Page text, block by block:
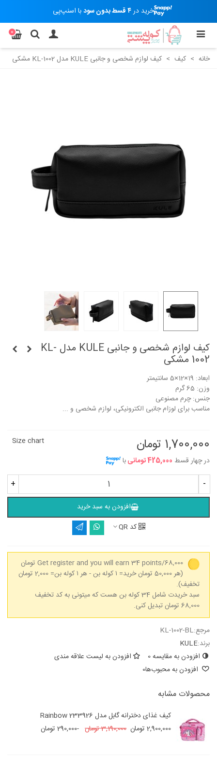
خرید در۴ قسط بدون سود با اسنپ‌پی
0
خانه > کیف > کیف لوازم شخصی و جانبی KULE مدل KL-1002 مشکی
کیف لوازم شخصی و جانبی KULE مدل KL-
1002 مشکی
ابعاد: 19×12×5 سانتیمتر
وزن: 65 گرم
جنس: چرم مصنوعی
مناسب برای لوزام جانبی الکترونیکی، لوازم شخصی و ...
1,700,000 تومان
در چهار قسط 425,000 تومانی با
Size chart
-
+
افزودن به سبد خرید
کد QR
Get register and you will earn 34 points/68,000 تومان
(هر 50,000 تومان خرید= ۱ کوله بن - هر ۱ کوله بن= 2,000 تومان
تخفیف).
سبد خریدت شامل 34 کوله بن هست که میتونی به کد تخفیف
68,000 تومان تبدیل کنی.
مرجع:KL-1002-BL
برند:KULE
افزودن به مقایسه0
افزودن به لیست علاقه مندی
افزودن به محبوب‌ها0
محصولات مشابه
کیف غذای دخترانه گابل مدل 233926 Rainbow
2,900,000 تومان
3,190,000 تومان -290,000 تومان